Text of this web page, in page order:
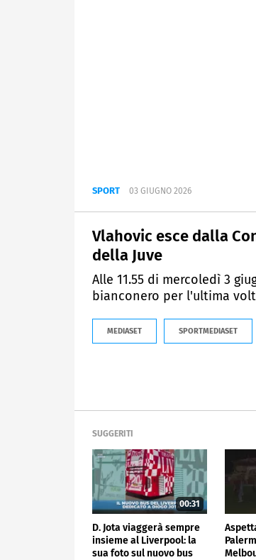
SPORT 03 GIUGNO 2026
Vlahovic esce dalla
della Juve
Alle 11.55 di mercoledì 3
bianconero per l'ultima
MEDIASET SPORTMEDIASET
SUGGERITI
00:31
D. Jota viaggerà sempre
insieme al Liverpool: la
sua foto sul nuovo bus